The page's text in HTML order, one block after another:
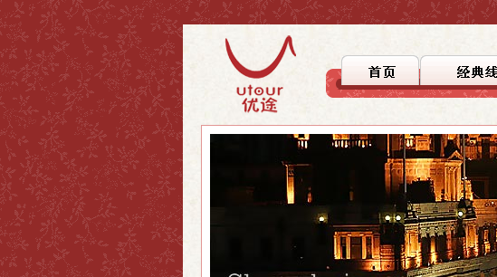
>上海周边
>国内游
>上海周边
>国内游
>文化探踪
>美食之旅